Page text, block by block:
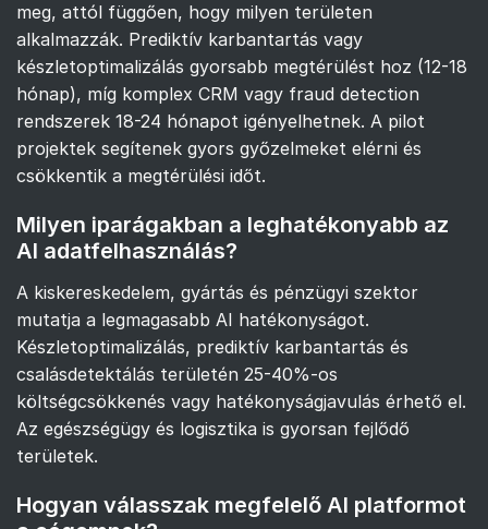
meg, attól függően, hogy milyen területen
alkalmazzák. Prediktív karbantartás vagy
készletoptimalizálás gyorsabb megtérülést hoz (12-18
hónap), míg komplex CRM vagy fraud detection
rendszerek 18-24 hónapot igényelhetnek. A pilot
projektek segítenek gyors győzelmeket elérni és
csökkentik a megtérülési időt.
Milyen iparágakban a leghatékonyabb az
AI adatfelhasználás?
A kiskereskedelem, gyártás és pénzügyi szektor
mutatja a legmagasabb AI hatékonyságot.
Készletoptimalizálás, prediktív karbantartás és
csalásdetektálás területén 25-40%-os
költségcsökkenés vagy hatékonyságjavulás érhető el.
Az egészségügy és logisztika is gyorsan fejlődő
területek.
Hogyan válasszak megfelelő AI platformot